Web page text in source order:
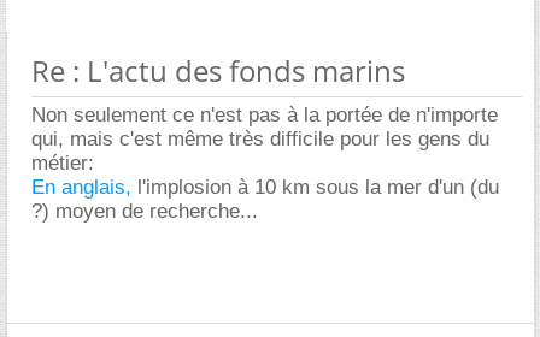
Re : L'actu des fonds marins
Non seulement ce n'est pas à la portée de n'importe
qui, mais c'est même très difficile pour les gens du
métier:
En anglais, l'implosion à 10 km sous la mer d'un (du
?) moyen de recherche...